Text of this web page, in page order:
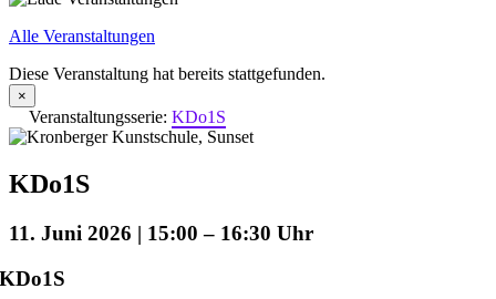
Alle Veranstaltungen
Diese Veranstaltung hat bereits stattgefunden.
×
Veranstaltungsserie: KDo1S
KDo1S
11. Juni 2026 | 15:00 – 16:30
KDo1S